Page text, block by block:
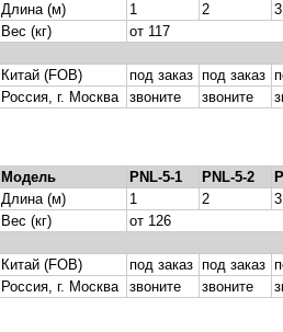
Длина (м)
1 2
3
Вес (кг)
от 117
Китай (FOB) под заказ под заказ
Россия, г. Москва
звоните звоните
Модель PNL-5-1 PNL-5-2
Длина (м)
1 2
3
Вес (кг)
от 126
Китай (FOB) под заказ под заказ
Россия, г. Москва
звоните звоните